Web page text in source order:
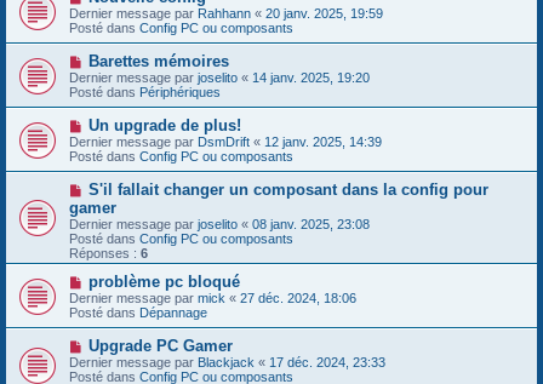
a
g
e
u
m
e
s
a
g
e
o
u
v
e
a
u
m
e
s
s
a
g
e
Dernier message par Rahhann « 20 janv. 2025, 19:59
Posté dans Config PC ou composants
N
o
u
v
e
a
u
m
e
s
s
a
g
e
Barettes mémoires
Dernier message par joselito « 14 janv. 2025, 19:20
Posté dans Périphériques
N
o
u
v
e
a
u
m
e
s
s
a
g
e
Un upgrade de plus!
Dernier message par DsmDrift « 12 janv. 2025, 14:39
Posté dans Config PC ou composants
N
u
v
e
a
m
e
s
s
a
g
e
S'il fallait changer un composant dans la config pour
gamer
Dernier message par joselito « 08 janv. 2025, 23:08
Posté dans Config PC ou composants
Réponses : 6
N
o
u
v
e
a
u
m
problème pc bloqué
Dernier message par mick « 27 déc. 2024, 18:06
Posté dans Dépannage
N
o
u
Upgrade PC Gamer
Dernier message par Blackjack « 17 déc. 2024, 23:33
Posté dans Config PC ou composants